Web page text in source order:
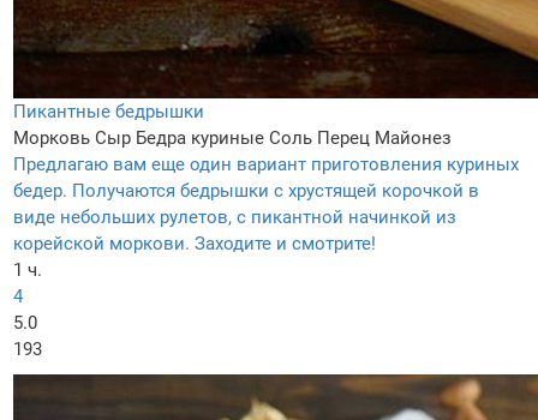
Пикантные бедрышки
Морковь Сыр Бедра куриные Соль Перец Майонез
Предлагаю вам еще один вариант приготовления куриных
бедер. Получаются бедрышки с хрустящей корочкой в
виде небольших рулетов, с пикантной начинкой из
корейской моркови. Заходите и смотрите!
1 ч.
4
5.0
193